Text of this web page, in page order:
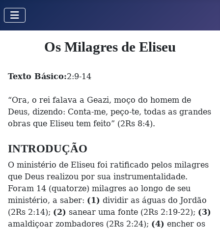
Os Milagres de Eliseu
Texto Básico:2:9-14
“Ora, o rei falava a Geazi, moço do homem de
Deus, dizendo: Conta-me, peço-te, todas as grandes
obras que Eliseu tem feito” (2Rs 8:4).
INTRODUÇÃO
O ministério de Eliseu foi ratificado pelos milagres
que Deus realizou por sua instrumentalidade.
Foram 14 (quatorze) milagres ao longo de seu
ministério, a saber: (1) dividir as águas do Jordão
(2Rs 2:14); (2) sanear uma fonte (2Rs 2:19-22); (3)
amaldiçoar zombadores (2Rs 2:24); (4) encher os